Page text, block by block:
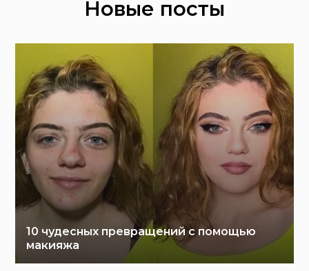
Новые посты
10 чудесных превращений с помощью
макияжа